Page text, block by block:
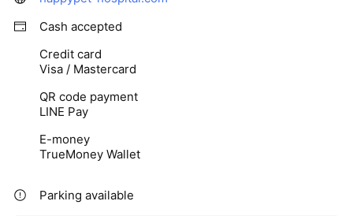
Cash accepted
Credit card
Visa / Mastercard
QR code payment
LINE Pay
E-money
TrueMoney Wallet
Parking available